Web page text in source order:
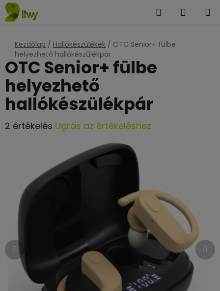
Ugrás
a
tartalomhoz
KeresésKOSÁR
Kezdőlap / Hallókészülékek / OTC Senior+ fülbe
helyezhető hallókészülékpár
OTC Senior+ fülbe
helyezhető
hallókészülékpár
A
értékelése
4,5
2 értékelés Ugrás az értékeléshez